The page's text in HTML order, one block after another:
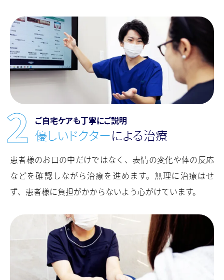
ご⾃宅ケアも丁寧にご説明
優しいドクターによる治療
患者様のお口の中だけではなく、表情の変化や体の反応
などを確認しながら治療を進めます。無理に治療はせ
ず、患者様に負担がかからないよう心がけています。